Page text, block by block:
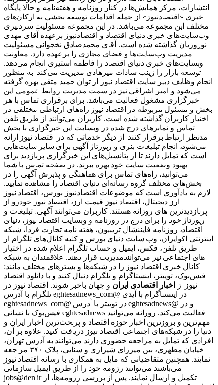
انتشارات، مرکز همایش‌ها در کنار روزنامه و هفته‌نامه و حالا پایگاه
خبری «اقتصادنیوز» از جمله اقدامات توسعه بخشی به ارکان‌های
مختلف این مجموعه می‌باشد. در این مجموعه مسئولیت سردبیری
وب‌سایت‌های خبری دنیای اقتصاد و اقتصادنیوز برعهده آقای مهدی
نوروزیان گذاشته شده است. آقای محمدصادق نخجوانی مسئولیت
مدیریت وب‌سایت‌ها و فضای مجازی را برعهده دارد. معاونت
وبسایت‌های خبری دنیای اقتصاد را فاطمه استیری انجام می‌دهد.
توسعه بازار را زینب سادات میرهادی مدیریت می‌کند. به منظور
انجام وظایف دبیر سایت اقتصاد نیوز از توان حمید متقی بهره گرفته
می‌شود و امیر اشراقی نیز در سمت مدیریت روابط عمومی این
خبرگزاری مشغول فعالیت می‌باشد. برای برقراری تماس با هر
بخش و مسئول مربوطه در اقتصاد نیوز راه‌های ارتباطی مختلفی در
اختیار کاربران گذاشته شده است. کاربران می‌توانند از طریق تلفن
تماس و نمابرهای درج شده در وبسایت این خبرگزاری با بخش
مدنظر ارتباط برقرار کنند. از دیگر خدماتی که در اقتصاد نیوز ارائه
می‌شود، انجام تبلیغات بنری و رپورتاژ آگهی برای سایر سایت‌هایی
است که تمایل دارند تا از پتانسیل‌های این خبرگزاری پربازدید برای
بهبود وضعیت سایت خود بهره ببرند. در صفحه تماس با شما
می‌توانید، راه‌های تماس برای هماهنگی و پذیرش آگهی را در
بخش‌های مختلف گروه رسانه‌ای دنیای اقتصاد را مشاهده نمایید.
لازم به یادآوری است که موضوعات اقتصادنیوز بورس، اقتصاد نیوز
ارز دیجیتال، اقتصاد نیوز قیمت ارز، اقتصاد نیوز خودرو از
پربازدیدترین های روزانه هستند. کاربران می‌توانند آگهی، تبلیغات و
رپورتاژ خود را برای درج در روزنامه و وبسایت اقتصاد نیوز، دنیای
اقتصاد، روزنامه فایننشال تریبیون، هفته نامه تجارت فردا، شبکه
اینترنتی اکوایران، وب سایت دنیای بورس و کلیه کانال‌های تلگرام از
طریق تلفن، فکس، ایمیل و حساب تلگرام اعلام شده در اختیار
مدیریت قرار دهند. علاقمندان به شبکه‎‌های اجتماعی نیز می‌توانند
کانال خبری اقتصاد نیوز را در شبکه‌ها و بسترهای مختلف مانند:
فیس‌بوک، توییتر، اینستاگرام و تلگرام دنبال کنند و با دانلود اقتصاد
نیوز از
اخبار اقتصادی ایران و جهان باخبر شوند. اقتصاد نیوز در
تلگرام با آدرس eghtesadnews_com@ در اینستاگرام با آیدی
eghtesadnews_com@ در توییتر با آدرس eghtesadnews@ و در
فیس‌بوک با نشانی eghtesadnews فعالیت می‌کند. روزانه می‌توانید
مهم‌ترین و بروزترین اخبار حوزه اقتصاد و پربحث‌ترین اخبار ایران و
دنیا را در شبکه‌های اجتماعی اقتصاد نیوز دریافت کنید. علاوه بر آن،
افرادی که تمایل به مراجعه حضوری دارند می‌توانند به آدرس تهران،
خیابان مطهری، بین میرزای شیرازی و سنایی، پلاک ۳۷۰ مراجعه
نمایند. همچنین متقاضیانی که مایل به همکاری با رسانه‌ اقتصاد نیوز
می‌باشند می‌توانند رزومه خود را از طریق ایمیل سازمانی
jobs@den.ir تکمیل و ارسال نمایند. پس از بررسی رزومه‌ها، از